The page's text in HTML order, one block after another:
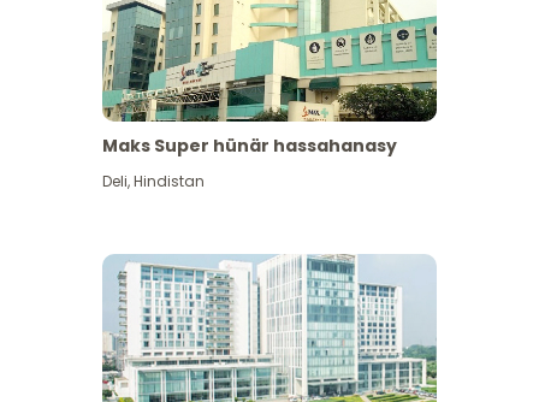
Maks Super hünär hassahanasy
Deli,Hindistan